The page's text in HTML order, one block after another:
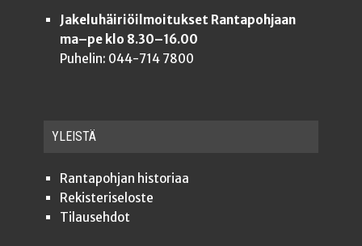
Jakeluhäiriöilmoitukset Rantapohjaan
ma–pe klo 8.30–16.00
Puhelin: 044-714 7800
YLEISTÄ
Ran­ta­poh­jan historiaa
Rekis­te­ri­se­los­te
Tilauseh­dot